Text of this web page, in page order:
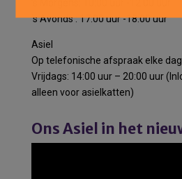
’s Avonds : 17:00 uur -18:00 uur
Asiel
Op telefonische afspraak elke dag
Vrijdags: 14:00 uur – 20:00 uur
alleen voor asielkatten)
Ons Asiel in het